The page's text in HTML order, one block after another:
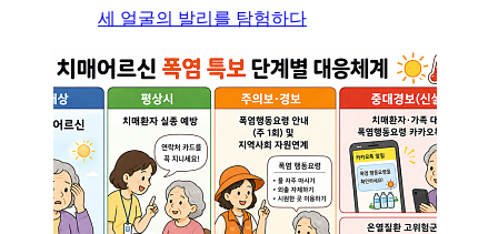
세 얼굴의 발리를 탐험하다